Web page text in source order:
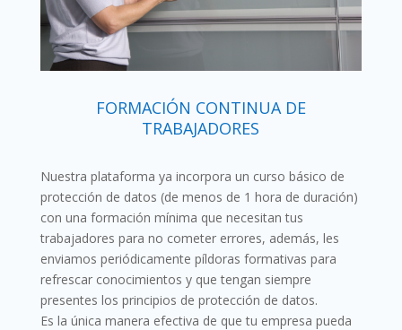
FORMACIÓN CONTINUA DE
TRABAJADORES
Nuestra plataforma ya incorpora un curso básico de
protección de datos (de menos de 1 hora de duración)
con una formación mínima que necesitan tus
trabajadores para no cometer errores, además, les
enviamos periódicamente píldoras formativas para
refrescar conocimientos y que tengan siempre
presentes los principios de protección de datos.
Es la única manera efectiva de que tu empresa pueda